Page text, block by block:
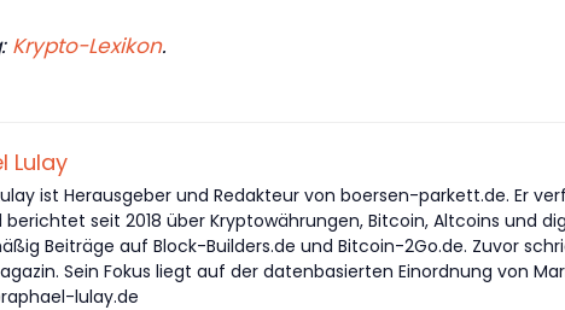
Krypto-Lexikon.
Lulay
ist Herausgeber und Redakteur von boersen-parkett.de. Er
berichtet seit 2018 über Kryptowährungen, Bitcoin, Altcoins
Beiträge auf Block-Builders.de und Bitcoin-2Go.de. Zuvor
Sein Fokus liegt auf der datenbasierten Einordnung von
lulay.de